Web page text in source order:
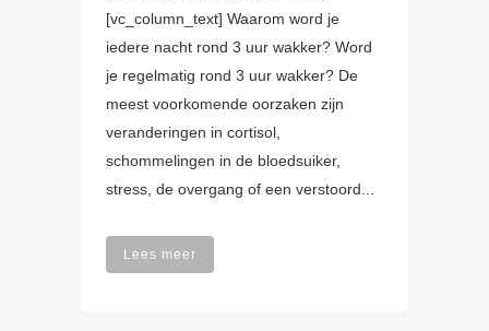
[vc_column_text] Waarom word je
iedere nacht rond 3 uur wakker? Word
je regelmatig rond 3 uur wakker? De
meest voorkomende oorzaken zijn
veranderingen in cortisol,
schommelingen in de bloedsuiker,
stress, de overgang of een verstoord...
Lees meer